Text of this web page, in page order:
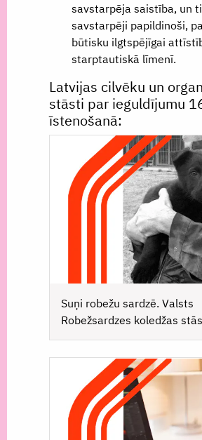
savstarpēja saistība, un
savstarpēji papildinoši,
būtisku ilgtspējīgai
starptautiskā līmenī.
Latvijas cilvēku un
stāsti par ieguldījumu
īstenošanā:
Suņi robežu sardzē. Valsts
Robežsardzes koledžas